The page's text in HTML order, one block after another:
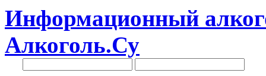
Информационный
Алкоголь.Су